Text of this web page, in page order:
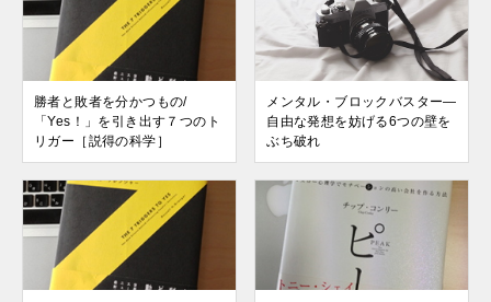
勝者と敗者を分かつもの/
「Yes！」を引き出す７つのト
リガー［説得の科学］
メンタル・ブロックバスター―
自由な発想を妨げる6つの壁を
ぶち破れ